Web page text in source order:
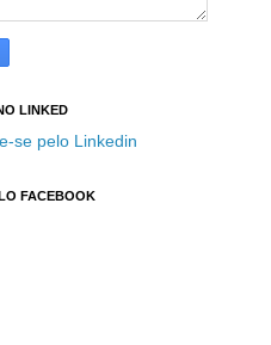
LINKED
se pelo Linkedin
FACEBOOK